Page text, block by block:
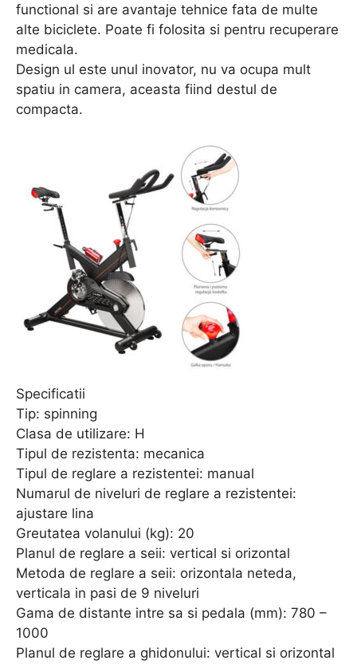
functional si are avantaje tehnice fata de multe
alte biciclete. Poate fi folosita si pentru recuperare
medicala.
Design ul este unul inovator, nu va ocupa mult
spatiu in camera, aceasta fiind destul de
compacta.
Specificatii
Tip: spinning
Clasa de utilizare: H
Tipul de rezistenta: mecanica
Tipul de reglare a rezistentei: manual
Numarul de niveluri de reglare a rezistentei:
ajustare lina
Greutatea volanului (kg): 20
Planul de reglare a seii: vertical si orizontal
Metoda de reglare a seii: orizontala neteda,
verticala in pasi de 9 niveluri
Gama de distante intre sa si pedala (mm): 780 –
1000
Planul de reglare a ghidonului: vertical si orizontal